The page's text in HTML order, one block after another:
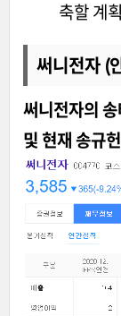
축할 계
써니전자 (
써니전자의
및 현재 송규